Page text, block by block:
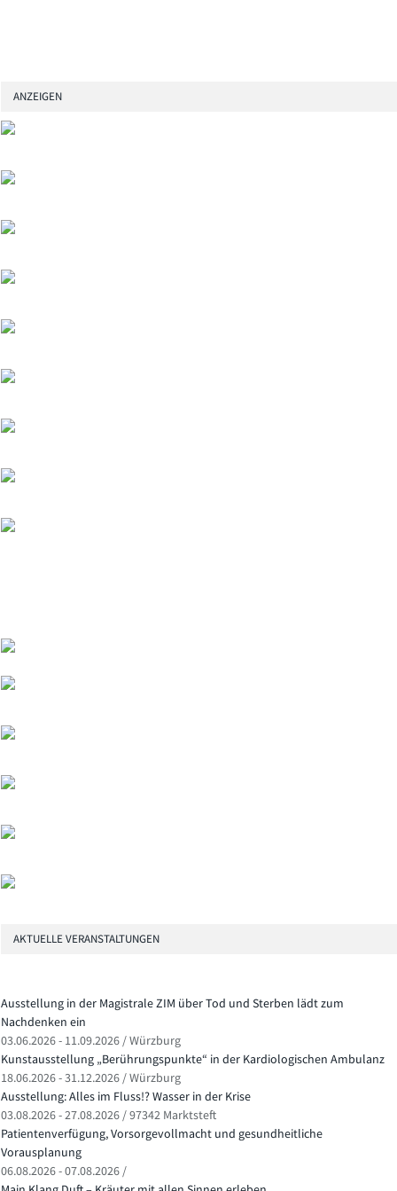
ANZEIGEN
AKTUELLE VERANSTALTUNGEN
Ausstellung in der Magistrale ZIM über Tod und Sterben lädt zum
Nachdenken ein
03.06.2026 - 11.09.2026 / Würzburg
Kunstausstellung „Berührungspunkte“ in der Kardiologischen Ambulanz
18.06.2026 - 31.12.2026 / Würzburg
Ausstellung: Alles im Fluss!? Wasser in der Krise
03.08.2026 - 27.08.2026 / 97342 Marktsteft
Patientenverfügung, Vorsorgevollmacht und gesundheitliche
Vorausplanung
06.08.2026 - 07.08.2026 /